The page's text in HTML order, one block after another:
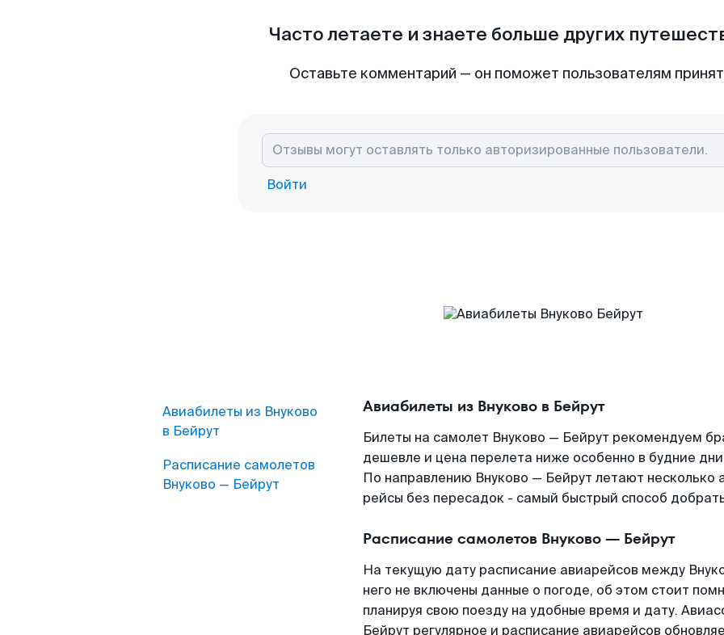
Часто летаете и знаете больше других
Оставьте комментарий — он поможет пользователям
Войти
Авиабилеты из Внуково
в Бейрут
Расписание самолетов
Внуково — Бейрут
Авиабилеты из Внуково в Бейрут
Билеты на самолет Внуково — Бейрут рекомендуем
дешевле и цена перелета ниже особенно в будние
По направлению Внуково — Бейрут летают несколько
рейсы без пересадок - самый быстрый способ
Расписание самолетов Внуково — Бейрут
На текущую дату расписание авиарейсов между
него не включены данные о погоде, об этом стоит
планируя свою поезду на удобные время и дату.
Бейрут регулярное и расписание авиарейсов